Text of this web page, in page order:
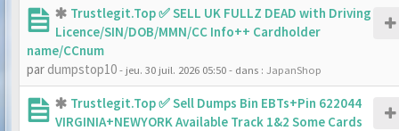
Trustlegit.Top ✅ SELL UK FULLZ DEAD with Driving
Licence/SIN/DOB/MMN/CC Info++ Cardholder
name/CCnum
par dumpstop10- jeu. 30 juil. 2026 05:50- dans : JapanShop
Trustlegit.Top ✅ Sell Dumps Bin EBTs+Pin 622044
VIRGINIA+NEWYORK Available Track 1&2 Some Cards